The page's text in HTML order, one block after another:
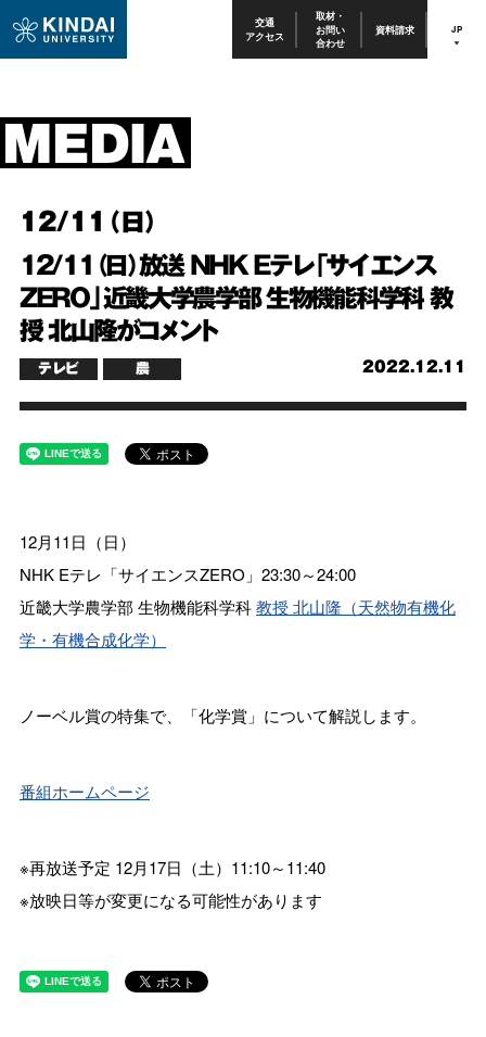
交通
アクセス
取材・
お問い
合わせ
資料請求 JP
12/11（日）
12/11（日）放送 NHK Eテレ「サイエンス
ZERO」近畿大学農学部 生物機能科学科 教
授 北山隆がコメント
2022.12.11
テレビ 農
12月11日（日）
NHK Eテレ「サイエンスZERO」23:30～24:00
近畿大学農学部 生物機能科学科教授 北山隆（天然物有機化
学・有機合成化学）
ノーベル賞の特集で、「化学賞」について解説します。
番組ホームページ
※再放送予定 12月17日（土）11:10～11:40
※放映日等が変更になる可能性があります